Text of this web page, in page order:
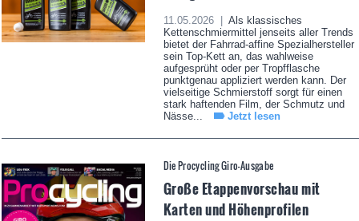
11.05.2026 |
Als klassisches
Kettenschmiermittel jenseits aller Trends
bietet der Fahrrad-affine Spezialhersteller
sein Top-Kett an, das wahlweise
aufgesprüht oder per Tropfflasche
punktgenau appliziert werden kann. Der
vielseitige Schmierstoff sorgt für einen
stark haftenden Film, der Schmutz und
Nässe...
Jetzt lesen
Die Procycling Giro-Ausgabe
Große Etappenvorschau mit
Karten und Höhenprofilen